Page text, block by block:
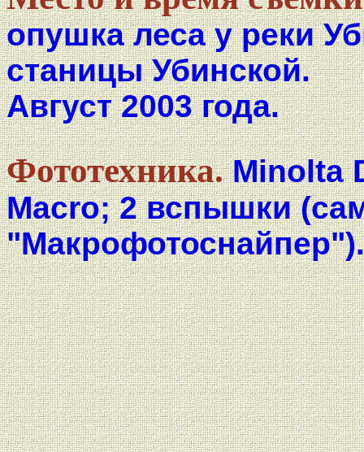
опушка леса у реки
станицы Убинской.
Август 2003 года.
Фототехника.Minolta
Macro; 2 вспышки
"Макрофотоснайпер").